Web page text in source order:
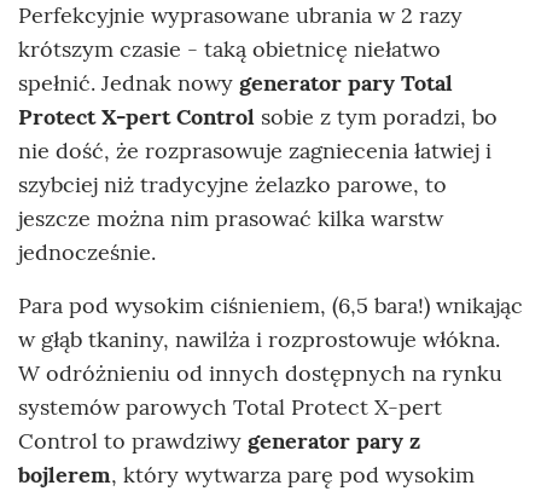
Perfekcyjnie wyprasowane ubrania w 2 razy
krótszym czasie - taką obietnicę niełatwo
spełnić. Jednak nowy generator pary Total
Protect X-pert Control sobie z tym poradzi, bo
nie dość, że rozprasowuje zagniecenia łatwiej i
szybciej niż tradycyjne żelazko parowe, to
jeszcze można nim prasować kilka warstw
jednocześnie.
Para pod wysokim ciśnieniem, (6,5 bara!) wnikając
w głąb tkaniny, nawilża i rozprostowuje włókna.
W odróżnieniu od innych dostępnych na rynku
systemów parowych Total Protect X-pert
Control to prawdziwy generator pary z
bojlerem, który wytwarza parę pod wysokim